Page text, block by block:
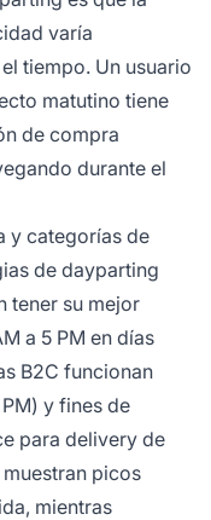
varía
tiempo. Un usuario
matutino tiene
de compra
durante el
y categorías de
de dayparting
tener su mejor
a 5 PM en días
B2C funcionan
y fines de
para delivery de
picos
mientras